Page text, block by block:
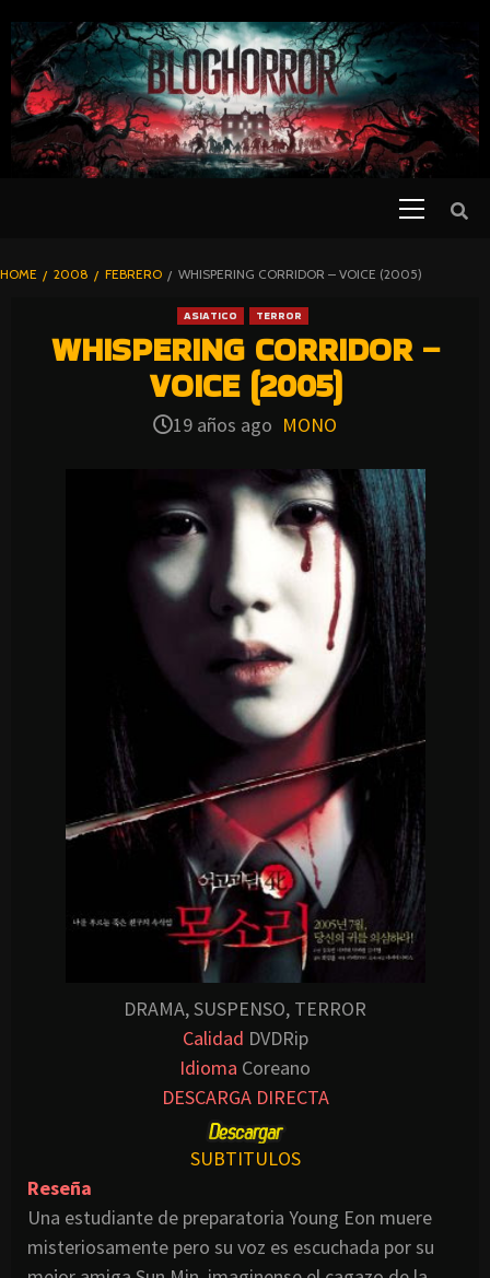
TO
CONTENT
BLOGHORROR
HOME 2008 FEBRERO WHISPERING CORRIDOR – VOICE (2005)
ASIATICO TERROR
WHISPERING CORRIDOR –
VOICE (2005)
19 años ago MONO
DRAMA, SUSPENSO, TERROR
Calidad DVDRip
Idioma Coreano
DESCARGA DIRECTA
SUBTITULOS
Reseña
Una estudiante de preparatoria Young Eon muere
misteriosamente pero su voz es escuchada por su